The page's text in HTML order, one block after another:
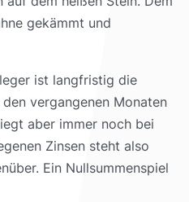
gekämmt und
ist langfristig die
vergangenen Monaten
aber immer noch bei
Zinsen steht also
Ein Nullsummenspiel